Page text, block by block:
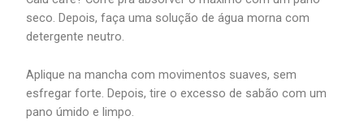
seco. Depois, faça uma solução de água morna com
detergente neutro.
Aplique na mancha com movimentos suaves, sem
esfregar forte. Depois, tire o excesso de sabão com um
pano úmido e limpo.